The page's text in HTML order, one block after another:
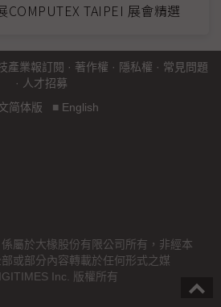
TAIPEI 展會精選
產業報訂閱 · 著作權 · 隱私權 · 常見問題
· 人才招募
简体版 ■ English
屬於大椽股份有限公司所有，非經本
或部分內容轉載於任何形式之媒
Inc. 版權所有